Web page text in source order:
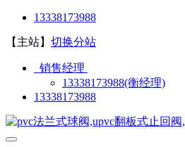
13338173988
【主站】 切换分站
销售经理
13338173988(衡经理)
13338173988